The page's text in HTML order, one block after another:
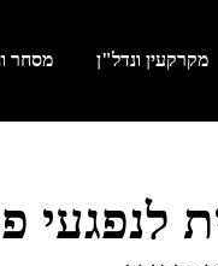
מקרקעין ונדל"ן מסחר
לנפגעי